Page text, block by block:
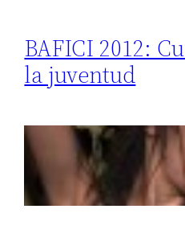
BAFICI 2012:
la juventud